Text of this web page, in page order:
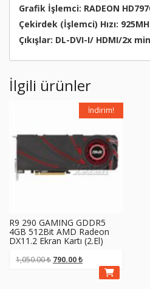
Grafik İşlemci: RADEON
Çekirdek (İşlemci) Hızı:
Çıkışlar: DL-DVI-I/ HDMI/2x
İlgili ürünler
İndirim!
R9 290 GAMING GDDR5
4GB 512Bit AMD Radeon
DX11.2 Ekran Kartı (2.El)
1,050.00₺ Orijinal
790.00₺Şu
andaki